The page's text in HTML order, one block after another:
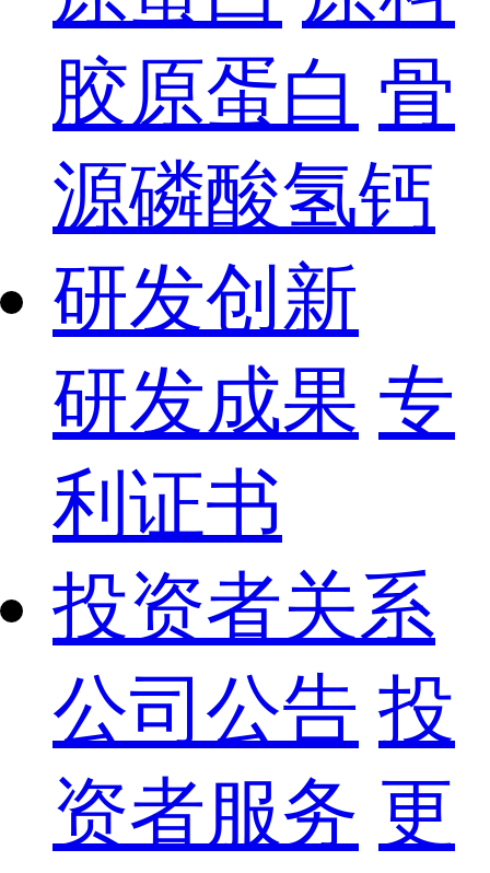
胶原蛋白 骨
源磷酸氢钙
研发创新
研发成果 专
利证书
投资者关系
公司公告 投
资者服务 更